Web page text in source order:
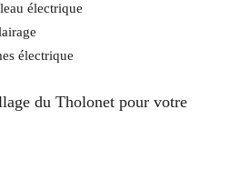
électrique
électrique
du Tholonet pour votre